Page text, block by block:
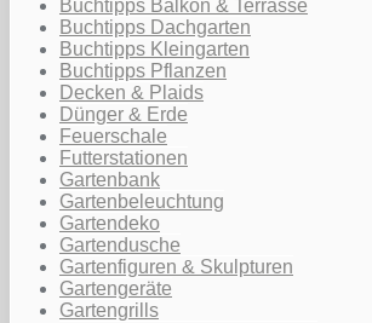
Buchtipps Balkon & Terrasse
Buchtipps Dachgarten
Buchtipps Kleingarten
Buchtipps Pflanzen
Decken & Plaids
Dünger & Erde
Feuerschale
Futterstationen
Gartenbank
Gartenbeleuchtung
Gartendeko
Gartendusche
Gartenfiguren & Skulpturen
Gartengeräte
Gartengrills